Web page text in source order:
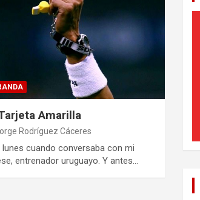
Amarilla
Rodríguez Cáceres
cuando conversaba con mi
entrenador uruguayo. Y antes…